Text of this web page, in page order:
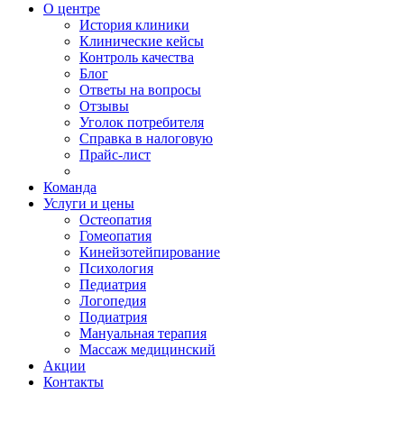
О центре
История клиники
Клинические кейсы
Контроль качества
Блог
Ответы на вопросы
Отзывы
Уголок потребителя
Справка в налоговую
Прайс-лист
Команда
Услуги и цены
Остеопатия
Гомеопатия
Кинейзотейпирование
Психология
Педиатрия
Логопедия
Подиатрия
Мануальная терапия
Массаж медицинский
Акции
Контакты